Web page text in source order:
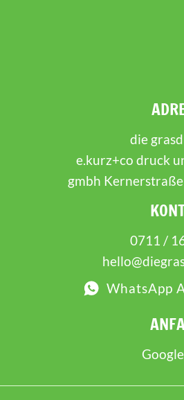
die
e.kurz+co druck
gmbh
0711 /
WhatsApp